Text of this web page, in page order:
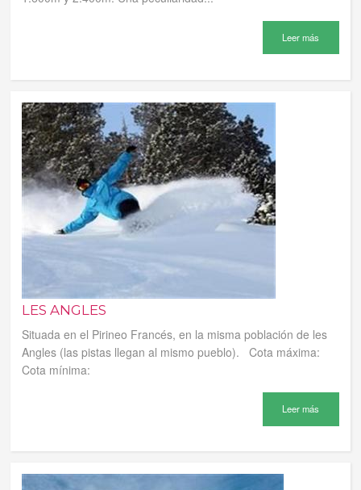
Leer más
LES ANGLES
Situada en el Pirineo Francés, en la misma población de les
Angles (las pistas llegan al mismo pueblo). Cota máxima:
Cota mínima:
Leer más